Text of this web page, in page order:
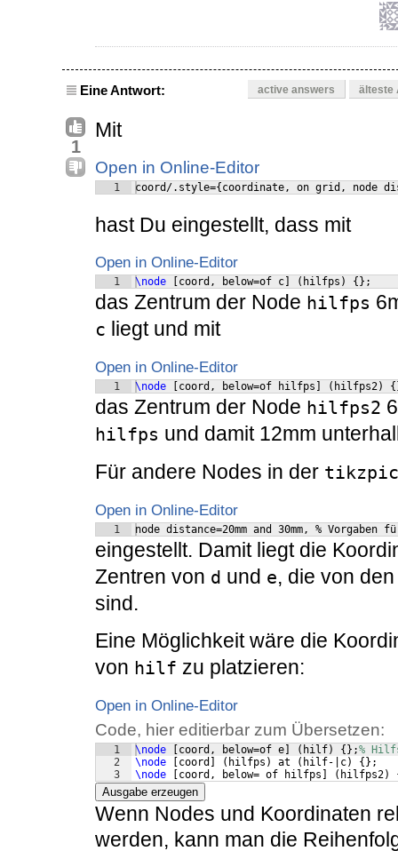
Eine Antwort: active answers älteste
1
Mit
Open in Online-Editor
1 coord/.style={coordinate, on grid, node
hast Du eingestellt, dass mit
Open in Online-Editor
1 \node coord, below=of c ( hilfps ) { } ;
das Zentrum der Node hilfps
c liegt und mit
Open in Online-Editor
1 \node coord, below=of hilfps ( hilfps2) {
das Zentrum der Node hilfps2
hilfps und damit 12mm
Für andere Nodes in der
Open in Online-Editor
1 node distance=20mm and 30mm, %
eingestellt. Damit liegt die
Zentren von d und e, die von
sind.
Eine Möglichkeit wäre die
von hilf zu platzieren:
Open in Online-Editor
Code, hier editierbar zum Übersetzen:
1
2
3
\node coord, below=of e ( hilf) { } ;%
\node
coord ( hilfps ) at ( hilf-|c) { } ;
\node
coord, below= of hilfps ( hilfps2)
Ausgabe erzeugen
Wenn Nodes und Koordinaten
werden, kann man die